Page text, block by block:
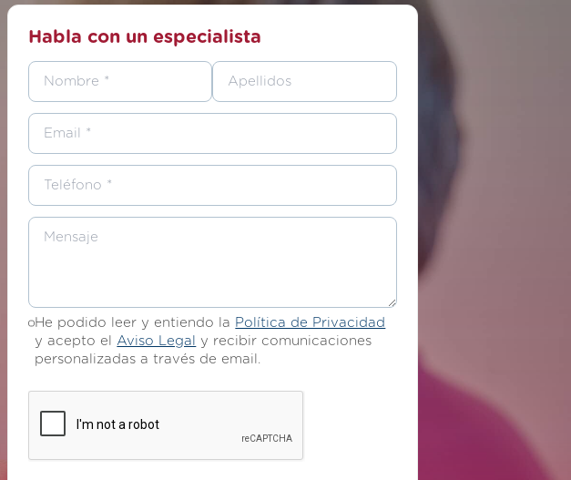
Habla con un especialista
He podido leer y entiendo la Política de Privacidad
y acepto el Aviso Legal
y recibir comunicaciones
personalizadas a través de email.